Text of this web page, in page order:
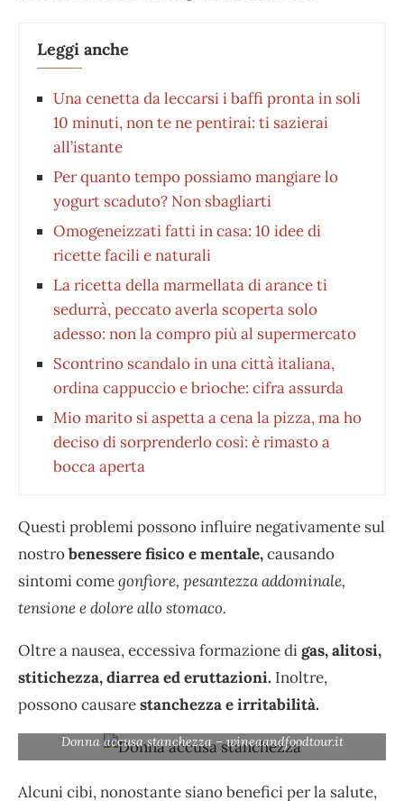
Leggi anche
Una cenetta da leccarsi i baffi pronta in soli
10 minuti, non te ne pentirai: ti sazierai
all’istante
Per quanto tempo possiamo mangiare lo
yogurt scaduto? Non sbagliarti
Omogeneizzati fatti in casa: 10 idee di
ricette facili e naturali
La ricetta della marmellata di arance ti
sedurrà, peccato averla scoperta solo
adesso: non la compro più al supermercato
Scontrino scandalo in una città italiana,
ordina cappuccio e brioche: cifra assurda
Mio marito si aspetta a cena la pizza, ma ho
deciso di sorprenderlo così: è rimasto a
bocca aperta
Questi problemi possono influire negativamente sul
nostrobenessere fisico e mentale,causando
sintomi comegonfiore, pesantezza addominale,
tensione e dolore allo stomaco.
Oltre a nausea, eccessiva formazione digas, alitosi,
stitichezza, diarrea ed eruttazioni. Inoltre,
possono causarestanchezza e irritabilità.
Donna accusa stanchezza – wineaandfoodtour.it
Alcuni cibi, nonostante siano benefici per la salute,